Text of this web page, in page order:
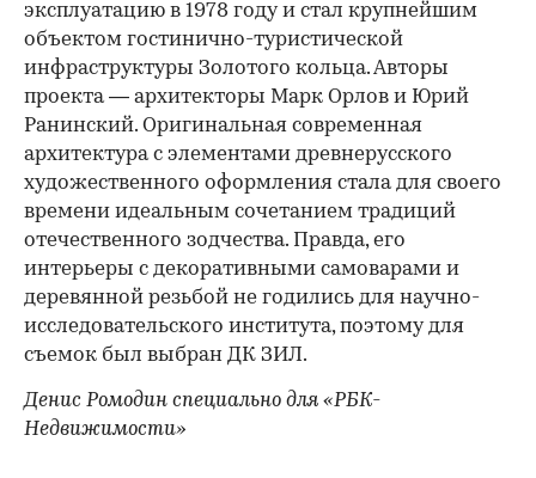
эксплуатацию в 1978 году и стал крупнейшим
объектом гостинично-туристической
инфраструктуры Золотого кольца. Авторы
проекта — архитекторы Марк Орлов и Юрий
Ранинский. Оригинальная современная
архитектура с элементами древнерусского
художественного оформления стала для своего
времени идеальным сочетанием традиций
отечественного зодчества. Правда, его
интерьеры с декоративными самоварами и
деревянной резьбой не годились для научно-
исследовательского института, поэтому для
съемок был выбран ДК ЗИЛ.
Денис Ромодин специально для «РБК-
Недвижимости»